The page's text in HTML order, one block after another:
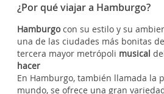
¿Por qué viajar a Hamburgo?
Hamburgocon su estilo y su
una de las ciudades más bonitas
tercera mayor metrópoli musical
hacer
En Hamburgo, también llamada la
mundo, se ofrece una gran